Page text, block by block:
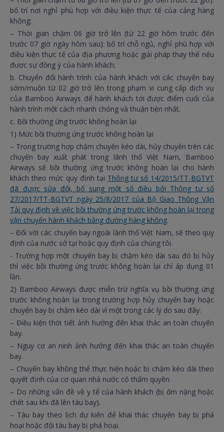
bố trí nơi nghỉ phù hợp với điều kiện thực tế của cảng hàng
không;
– Thời gian chậm 06 giờ trở lên (từ 22 giờ hôm trước đến
trước 07 giờ ngày hôm sau): bố trí chỗ ngủ, nghỉ phù hợp với
điều kiện thực tế của địa phương hoặc giải pháp thay thế nếu
được sự đồng ý của hành khách;
b. Chuyển đổi hành trình của hành khách với các chuyến bay
sớm/muộn từ 02 giờ trở lên trong phạm vi cung cấp dịch vụ
của Bamboo Airways để hành khách tới được điểm cuối của
hành trình một cách nhanh chóng và thuận tiện nhất.
c. Bồi thường ứng trước không hoàn lại
1) Mức bồi thường ứng trước không hoàn lại
– Trong trường hợp chậm chuyến kéo dài, hủy chuyến trên các
chuyến bay xuất phát trong lãnh thổ Việt Nam, Bamboo
Airways sẽ bồi thường ứng trước không hoàn lại cho hành
khách theo mức quy định tại Thông tư số 14/2015/TT-BGTVT
đã được sửa đổi, bổ sung một số điều bởi Thông tư số
27/2017/TT-BGTVT ngày 25/8/2017 của Bộ Giao Thông Vận
Tải quy định về việc bồi thường ứng trước không hoàn lại trong
vận chuyển hành khách bằng đường hàng không.
– Đối với các chuyến bay ngoài lãnh thổ Việt Nam, sẽ theo quy
định của nước sở tại hoặc quy định của chúng tôi.
- Trường hợp một chuyến bay bị chậm kéo dài sau đó bị hủy
thì việc bồi thường ứng trước không hoàn lại chỉ áp dụng 01
lần.
2) Bamboo Airways được miễn trừ nghĩa vụ bồi thường ứng
trước không hoàn lại trong trường hợp hủy chuyến bay hoặc
chuyến bay bị chậm kéo dài vì một trong các lý do sau đây:
– Điều kiện thời tiết ảnh hưởng đến khai thác an toàn chuyến
bay.
– Nguy cơ an ninh ảnh hưởng đến khai thác an toàn chuyến
bay.
– Chuyến bay không thể thực hiện hoặc bị chậm kéo dài theo
quyết định của cơ quan nhà nước có thẩm quyền.
– Do những vấn đề về y tế của hành khách (bị ốm nặng hoặc
chết sau khi đã lên tàu bay).
– Tàu bay theo lịch dự kiến để khai thác chuyến bay bị phá
hoại hoặc đội tàu bay bị phá hoại.